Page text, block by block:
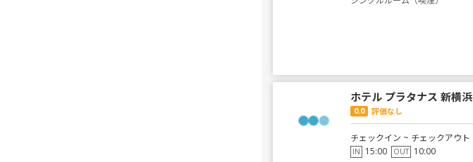
ホテル プラタナス 新横浜
0.0 評価なし
チェックイン ~ チェックアウト
IN 15:00 OUT 10:00